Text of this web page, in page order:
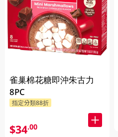
雀巢棉花糖即沖朱古力
8PC
指定分類88折
$34.00